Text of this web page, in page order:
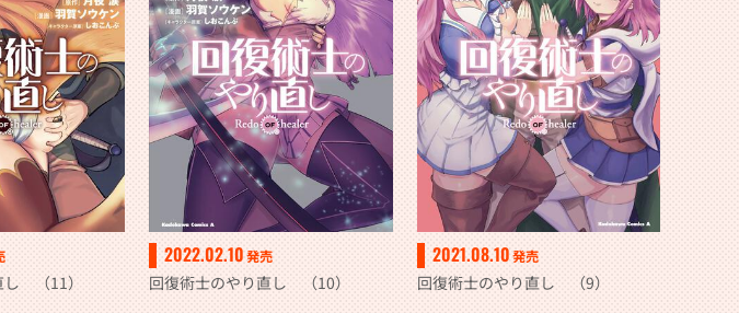
し （11）
2022.02.10発売
回復術士のやり直し （10）
2021.08.10発売
回復術士のやり直し （9）